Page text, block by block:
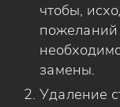
чтобы,
пожеланий
замены.
Удаление